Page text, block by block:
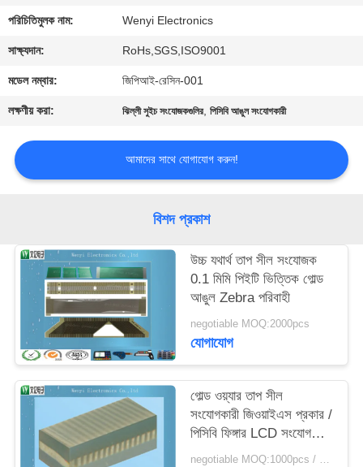
যোগাযোগ
করুন
উদ্ধৃতির
আবেদন
ম্যাপ
PRIVACY
POLICY
পরিচিতিমুলক নাম: Wenyi Electronics
সাক্ষ্যদান: RoHs,SGS,ISO9001
মডেল নম্বার: জিপিআই-রেসিন-001
লক্ষণীয় করা: ঝিল্লী সুইচ সংযোজকগুলির,পিসিবি আঙুল সংযোগকারী
আমাদের সাথে যোগাযোগ করুন!
বিশদ প্রকাশ
উচ্চ যথার্থ তাপ সীল সংযোজক
0.1 মিমি পিইটি ভিত্তিক গোল্ড
আঙুল Zebra পরিবাহী
negotiable MOQ:2000pcs
যোগাযোগ
গোল্ড ওয়্যার তাপ সীল
সংযোগকারী জিওয়াইএস প্রকার /
পিসিবি ফিঙ্গার LCD সংযোগকারী
গ্রে স্তর
negotiable MOQ:1000pcs / অনেক